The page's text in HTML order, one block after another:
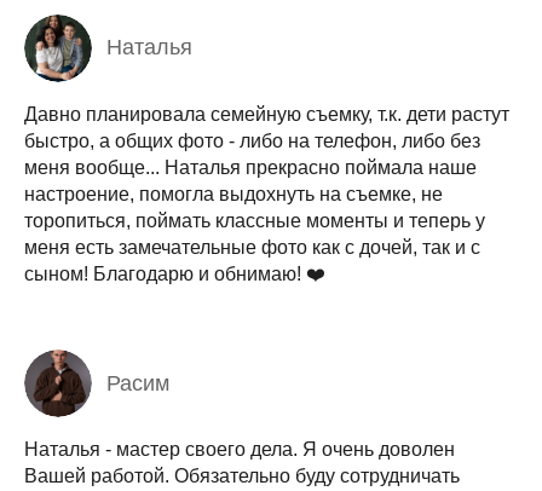
Наталья
Давно планировала семейную съемку, т.к. дети растут
быстро, а общих фото - либо на телефон, либо без
меня вообще... Наталья прекрасно поймала наше
настроение, помогла выдохнуть на съемке, не
торопиться, поймать классные моменты и теперь у
меня есть замечательные фото как с дочей, так и с
сыном! Благодарю и обнимаю! ❤️
Расим
Наталья - мастер своего дела. Я очень доволен
Вашей работой. Обязательно буду сотрудничать